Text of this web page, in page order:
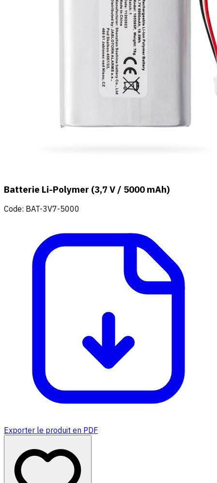
Batterie Li-Polymer (3,7 V / 5000 mAh)
Code: BAT-3V7-5000
Exporter le produit en PDF